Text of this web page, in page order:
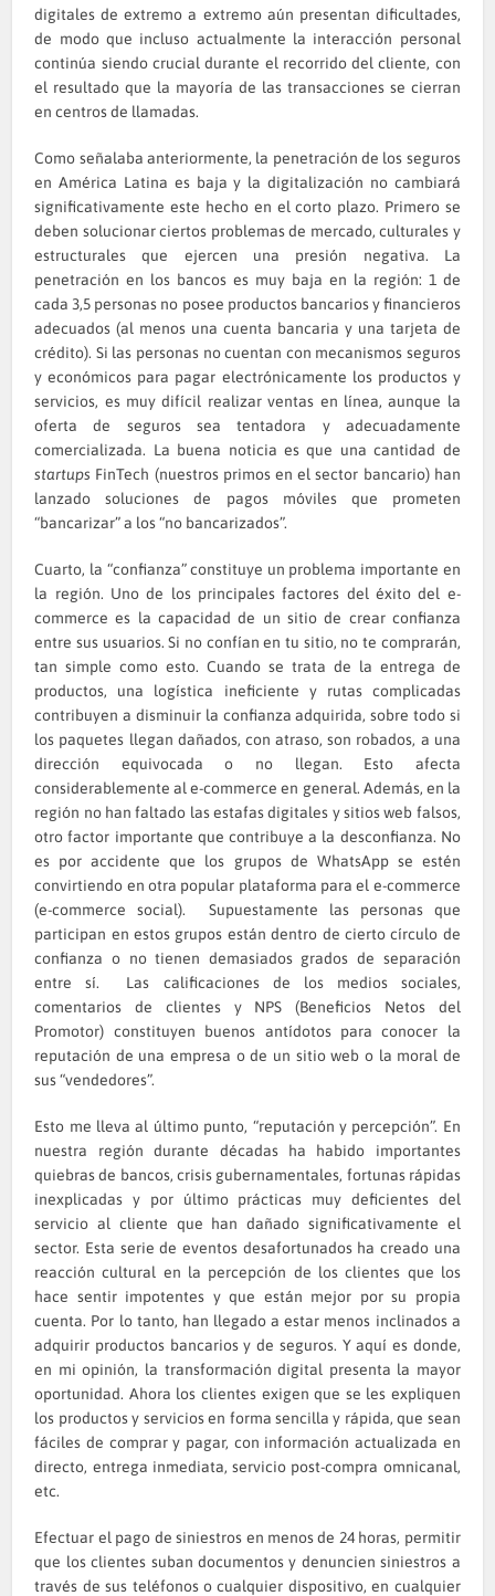
digitales de extremo a extremo aún presentan dificultades,
de modo que incluso actualmente la interacción personal
continúa siendo crucial durante el recorrido del cliente, con
el resultado que la mayoría de las transacciones se cierran
en centros de llamadas.
Como señalaba anteriormente, la penetración de los seguros
en América Latina es baja y la digitalización no cambiará
significativamente este hecho en el corto plazo. Primero se
deben solucionar ciertos problemas de mercado, culturales y
estructurales que ejercen una presión negativa. La
penetración en los bancos es muy baja en la región: 1 de
cada 3,5 personas no posee productos bancarios y financieros
adecuados (al menos una cuenta bancaria y una tarjeta de
crédito). Si las personas no cuentan con mecanismos seguros
y económicos para pagar electrónicamente los productos y
servicios, es muy difícil realizar ventas en línea, aunque la
oferta de seguros sea tentadora y adecuadamente
comercializada. La buena noticia es que una cantidad de
startups FinTech (nuestros primos en el sector bancario) han
lanzado soluciones de pagos móviles que prometen
“bancarizar” a los “no bancarizados”.
Cuarto, la “confianza” constituye un problema importante en
la región. Uno de los principales factores del éxito del e-
commerce es la capacidad de un sitio de crear confianza
entre sus usuarios. Si no confían en tu sitio, no te comprarán,
tan simple como esto. Cuando se trata de la entrega de
productos, una logística ineficiente y rutas complicadas
contribuyen a disminuir la confianza adquirida, sobre todo si
los paquetes llegan dañados, con atraso, son robados, a una
dirección equivocada o no llegan. Esto afecta
considerablemente al e-commerce en general. Además, en la
región no han faltado las estafas digitales y sitios web falsos,
otro factor importante que contribuye a la desconfianza. No
es por accidente que los grupos de WhatsApp se estén
convirtiendo en otra popular plataforma para el e-commerce
(e-commerce social). Supuestamente las personas que
participan en estos grupos están dentro de cierto círculo de
confianza o no tienen demasiados grados de separación
entre sí. Las calificaciones de los medios sociales,
comentarios de clientes y NPS (Beneficios Netos del
Promotor) constituyen buenos antídotos para conocer la
reputación de una empresa o de un sitio web o la moral de
sus “vendedores”.
Esto me lleva al último punto, “reputación y percepción”. En
nuestra región durante décadas ha habido importantes
quiebras de bancos, crisis gubernamentales, fortunas rápidas
inexplicadas y por último prácticas muy deficientes del
servicio al cliente que han dañado significativamente el
sector. Esta serie de eventos desafortunados ha creado una
reacción cultural en la percepción de los clientes que los
hace sentir impotentes y que están mejor por su propia
cuenta. Por lo tanto, han llegado a estar menos inclinados a
adquirir productos bancarios y de seguros. Y aquí es donde,
en mi opinión, la transformación digital presenta la mayor
oportunidad. Ahora los clientes exigen que se les expliquen
los productos y servicios en forma sencilla y rápida, que sean
fáciles de comprar y pagar, con información actualizada en
directo, entrega inmediata, servicio post-compra omnicanal,
etc.
Efectuar el pago de siniestros en menos de 24 horas, permitir
que los clientes suban documentos y denuncien siniestros a
través de sus teléfonos o cualquier dispositivo, en cualquier